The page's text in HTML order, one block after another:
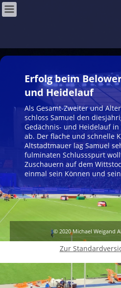
Erfolg beim
und Heidelauf
Als Gesamt-Zweiter und
schloss Samuel den
Gedächnis- und Heidelauf
ab. Der flache und schnelle
Altstadtmauer lag Samuel
fulminaten Schlussspurt
Zuschauern auf dem
einmal sein Können und
© 2020 Michael Weigand
Zur